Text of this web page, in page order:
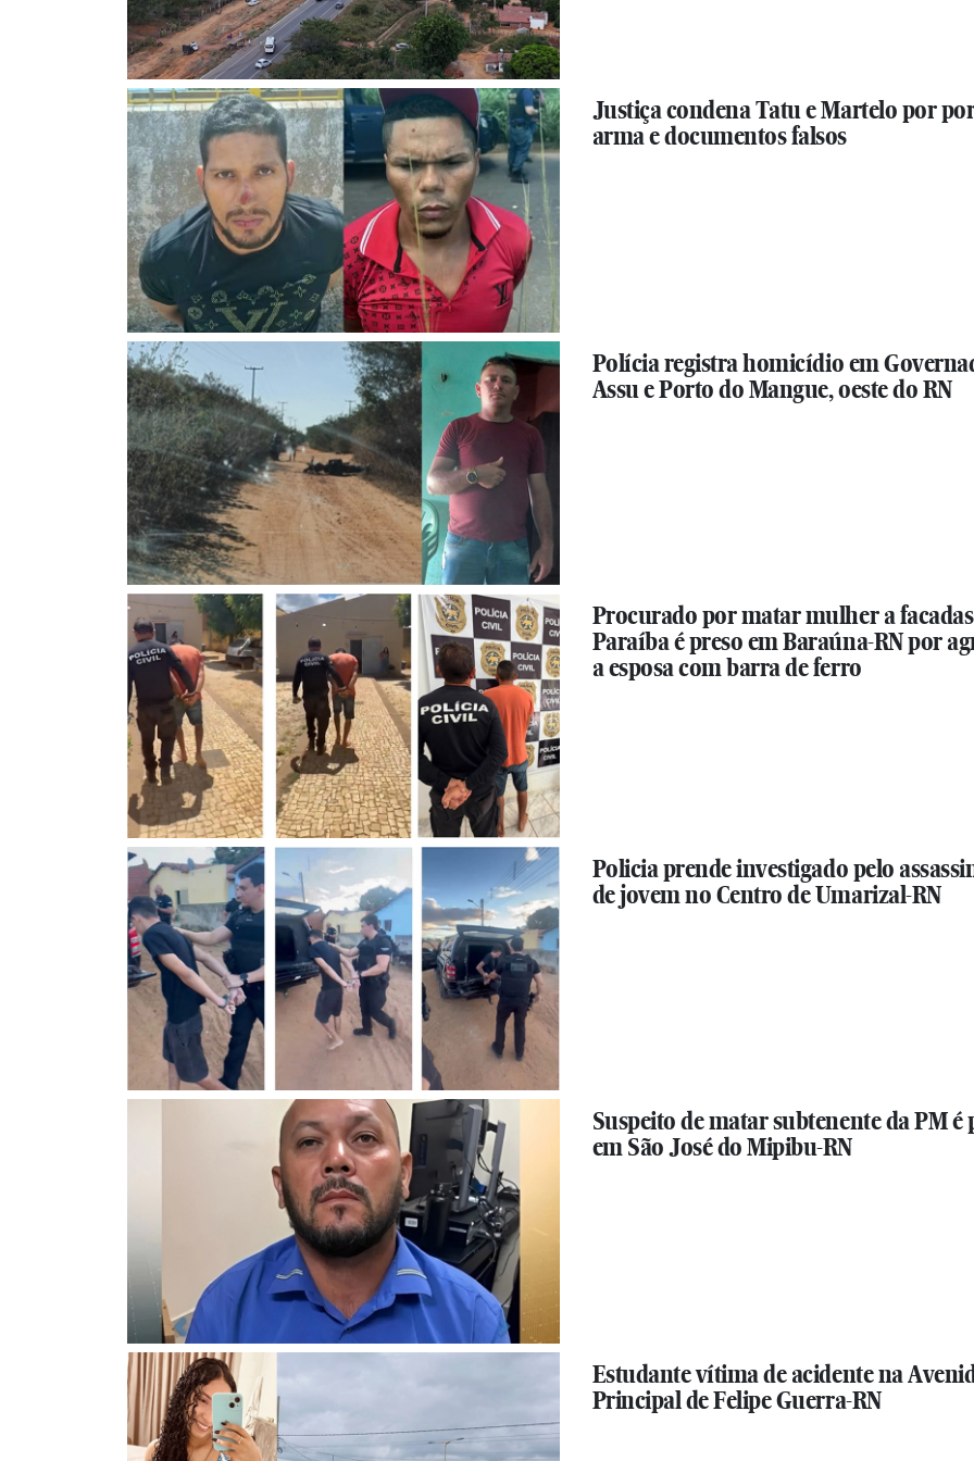
Justiça condena Tatu e Martelo por
arma e documentos falsos
Polícia registra homicídio em
Assu e Porto do Mangue, oeste do RN
Procurado por matar mulher a
Paraíba é preso em Baraúna-RN por
a esposa com barra de ferro
Policia prende investigado pelo
de jovem no Centro de Umarizal-RN
Suspeito de matar subtenente da PM é
em São José do Mipibu-RN
Estudante vítima de acidente na
Principal de Felipe Guerra-RN